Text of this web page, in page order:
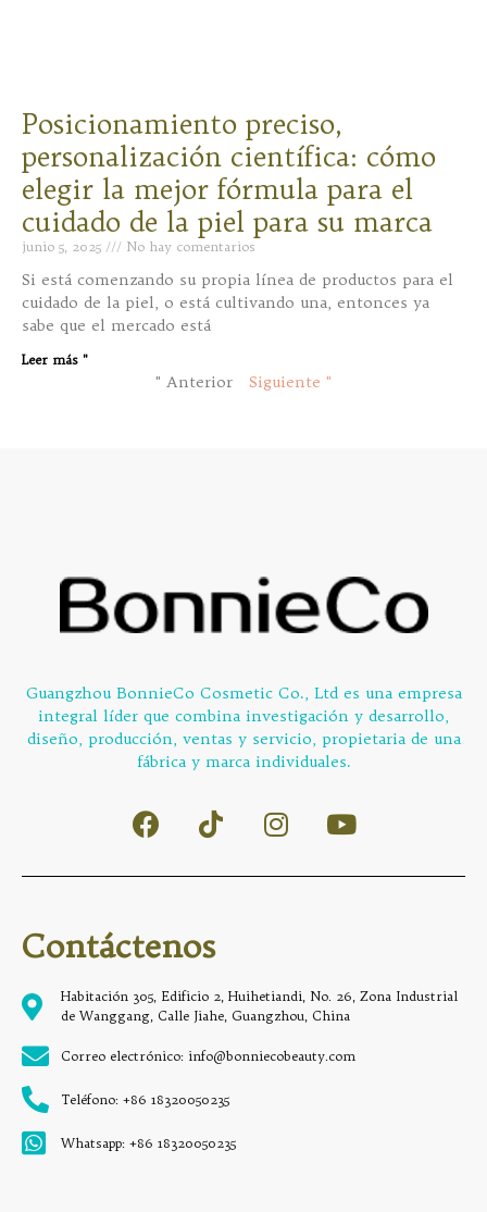
Posicionamiento preciso,
personalización científica: cómo
elegir la mejor fórmula para el
cuidado de la piel para su marca
junio 5, 2025 No hay comentarios
Si está comenzando su propia línea de productos para el
cuidado de la piel, o está cultivando una, entonces ya
sabe que el mercado está
Leer más "
" Anterior Siguiente "
Guangzhou BonnieCo Cosmetic Co., Ltd es una empresa
integral líder que combina investigación y desarrollo,
diseño, producción, ventas y servicio, propietaria de una
fábrica y marca individuales.
Contáctenos
Habitación 305, Edificio 2, Huihetiandi, No. 26, Zona Industrial
de Wanggang, Calle Jiahe, Guangzhou, China
Correo electrónico: info@bonniecobeauty.com
Teléfono: +86 18320050235
Whatsapp: +86 18320050235